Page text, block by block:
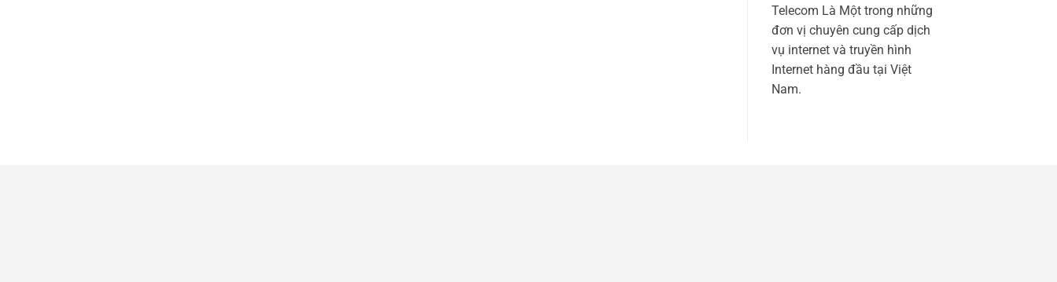
Telecom Là Một trong những
đơn vị chuyên cung cấp dịch
vụ internet và truyền hình
Internet hàng đầu tại Việt
Nam.